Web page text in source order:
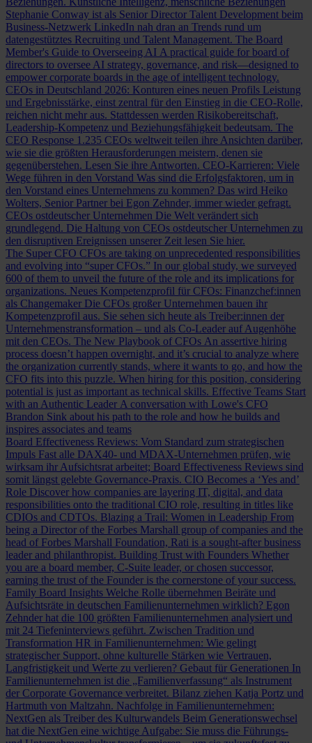
Stephanie Conway ist als Senior Director Talent Development beim
Business-Netzwerk LinkedIn nah dran an Trends rund um
datengestütztes Recruiting und Talent Management. The Board
Member's Guide to Overseeing AI A practical guide for board of
directors to oversee AI strategy, governance, and risk—designed to
empower corporate boards in the age of intelligent technology.
CEOs in Deutschland 2026: Konturen eines neuen Profils Leistung
und Ergebnisstärke, einst zentral für den Einstieg in die CEO-Rolle,
reichen nicht mehr aus. Stattdessen werden Risikobereitschaft,
Leadership-Kompetenz und Beziehungsfähigkeit bedeutsam. The
CEO Response 1.235 CEOs weltweit teilen ihre Ansichten darüber,
wie sie die größten Herausforderungen meistern, denen sie
gegenüberstehen. Lesen Sie ihre Antworten. CEO-Karrieren: Viele
Wege führen in den Vorstand Was sind die Erfolgsfaktoren, um in
den Vorstand eines Unternehmens zu kommen? Das wird Heiko
Wolters, Senior Partner bei Egon Zehnder, immer wieder gefragt.
CEOs ostdeutscher Unternehmen Die Welt verändert sich
grundlegend. Die Haltung von CEOs ostdeutscher Unternehmen zu
den disruptiven Ereignissen unserer Zeit lesen Sie hier.
The Super CFO CFOs are taking on unprecedented responsibilities
and evolving into “super CFOs.” In our global study, we surveyed
600 of them to unveil the future of the role and its implications for
organizations. Neues Kompetenzprofil für CFOs: Finanzchef:innen
als Changemaker Die CFOs großer Unternehmen bauen ihr
Kompetenzprofil aus. Sie sehen sich heute als Treiber:innen der
Unternehmenstransformation – und als Co-Leader auf Augenhöhe
mit den CEOs. The New Playbook of CFOs An assertive hiring
process doesn’t happen overnight, and it’s crucial to analyze where
the organization currently stands, where it wants to go, and how the
CFO fits into this puzzle. When hiring for this position, considering
potential is just as important as technical skills. Effective Teams Start
with an Authentic Leader A conversation with Lowe's CFO
Brandon Sink about his path to the role and how he builds and
inspires associates and teams
Board Effectiveness Reviews: Vom Standard zum strategischen
Impuls Fast alle DAX40- und MDAX-Unternehmen prüfen, wie
wirksam ihr Aufsichtsrat arbeitet; Board Effectiveness Reviews sind
somit längst gelebte Governance-Praxis. CIO Becomes a ‘Yes and’
Role Discover how companies are layering IT, digital, and data
responsibilities onto the traditional CIO role, resulting in titles like
CDIOs and CDTOs. Blazing a Trail: Women in Leadership From
being a Director of the Forbes Marshall group of companies and the
head of Forbes Marshall Foundation, Rati is a sought-after business
leader and philanthropist. Building Trust with Founders Whether
you are a board member, C-Suite leader, or chosen successor,
earning the trust of the Founder is the cornerstone of your success.
Family Board Insights Welche Rolle übernehmen Beiräte und
Aufsichtsräte in deutschen Familienunternehmen wirklich? Egon
Zehnder hat die 100 größten Familienunternehmen analysiert und
mit 24 Tiefeninterviews geführt. Zwischen Tradition und
Transformation HR in Familienunternehmen: Wie gelingt
strategischer Support, ohne kulturelle Stärken wie Vertrauen,
Langfristigkeit und Werte zu verlieren? Gebaut für Generationen In
Familienunternehmen ist die „Familienverfassung“ als Instrument
der Corporate Governance verbreitet. Bilanz ziehen Katja Portz und
Hartmuth von Maltzahn. Nachfolge in Familienunternehmen:
NextGen als Treiber des Kulturwandels Beim Generationswechsel
hat die NextGen eine wichtige Aufgabe: Sie muss die Führungs-